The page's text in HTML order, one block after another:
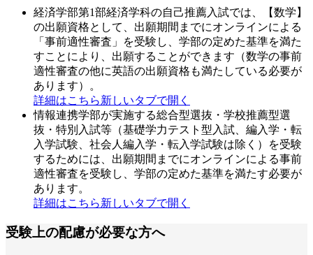
経済学部第1部経済学科の自己推薦入試では、【数学】
の出願資格として、出願期間までにオンラインによる
「事前適性審査」を受験し、学部の定めた基準を満た
すことにより、出願することができます（数学の事前
適性審査の他に英語の出願資格も満たしている必要が
あります）。
詳細はこちら新しいタブで開く
情報連携学部が実施する総合型選抜・学校推薦型選
抜・特別入試等（基礎学力テスト型入試、編入学・転
入学試験、社会人編入学・転入学試験は除く）を受験
するためには、出願期間までにオンラインによる事前
適性審査を受験し、学部の定めた基準を満たす必要が
あります。
詳細はこちら新しいタブで開く
受験上の配慮が必要な方へ